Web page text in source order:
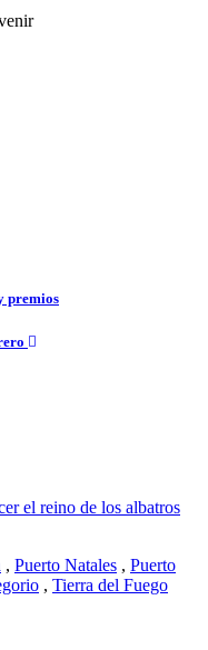
premios
, Puerto Natales , Puerto
, Tierra del Fuego